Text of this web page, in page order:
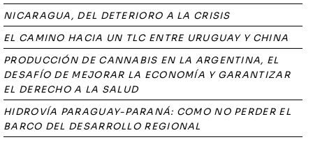
NICARAGUA, DEL DETERIORO A LA CRISIS
EL CAMINO HACIA UN TLC ENTRE URUGUAY Y CHINA
PRODUCCIÓN DE CANNABIS EN LA ARGENTINA, EL
DESAFÍO DE MEJORAR LA ECONOMÍA Y GARANTIZAR
EL DERECHO A LA SALUD
HIDROVÍA PARAGUAY-PARANÁ: COMO NO PERDER EL
BARCO DEL DESARROLLO REGIONAL